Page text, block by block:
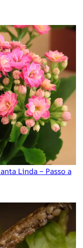
Linda – Passo a